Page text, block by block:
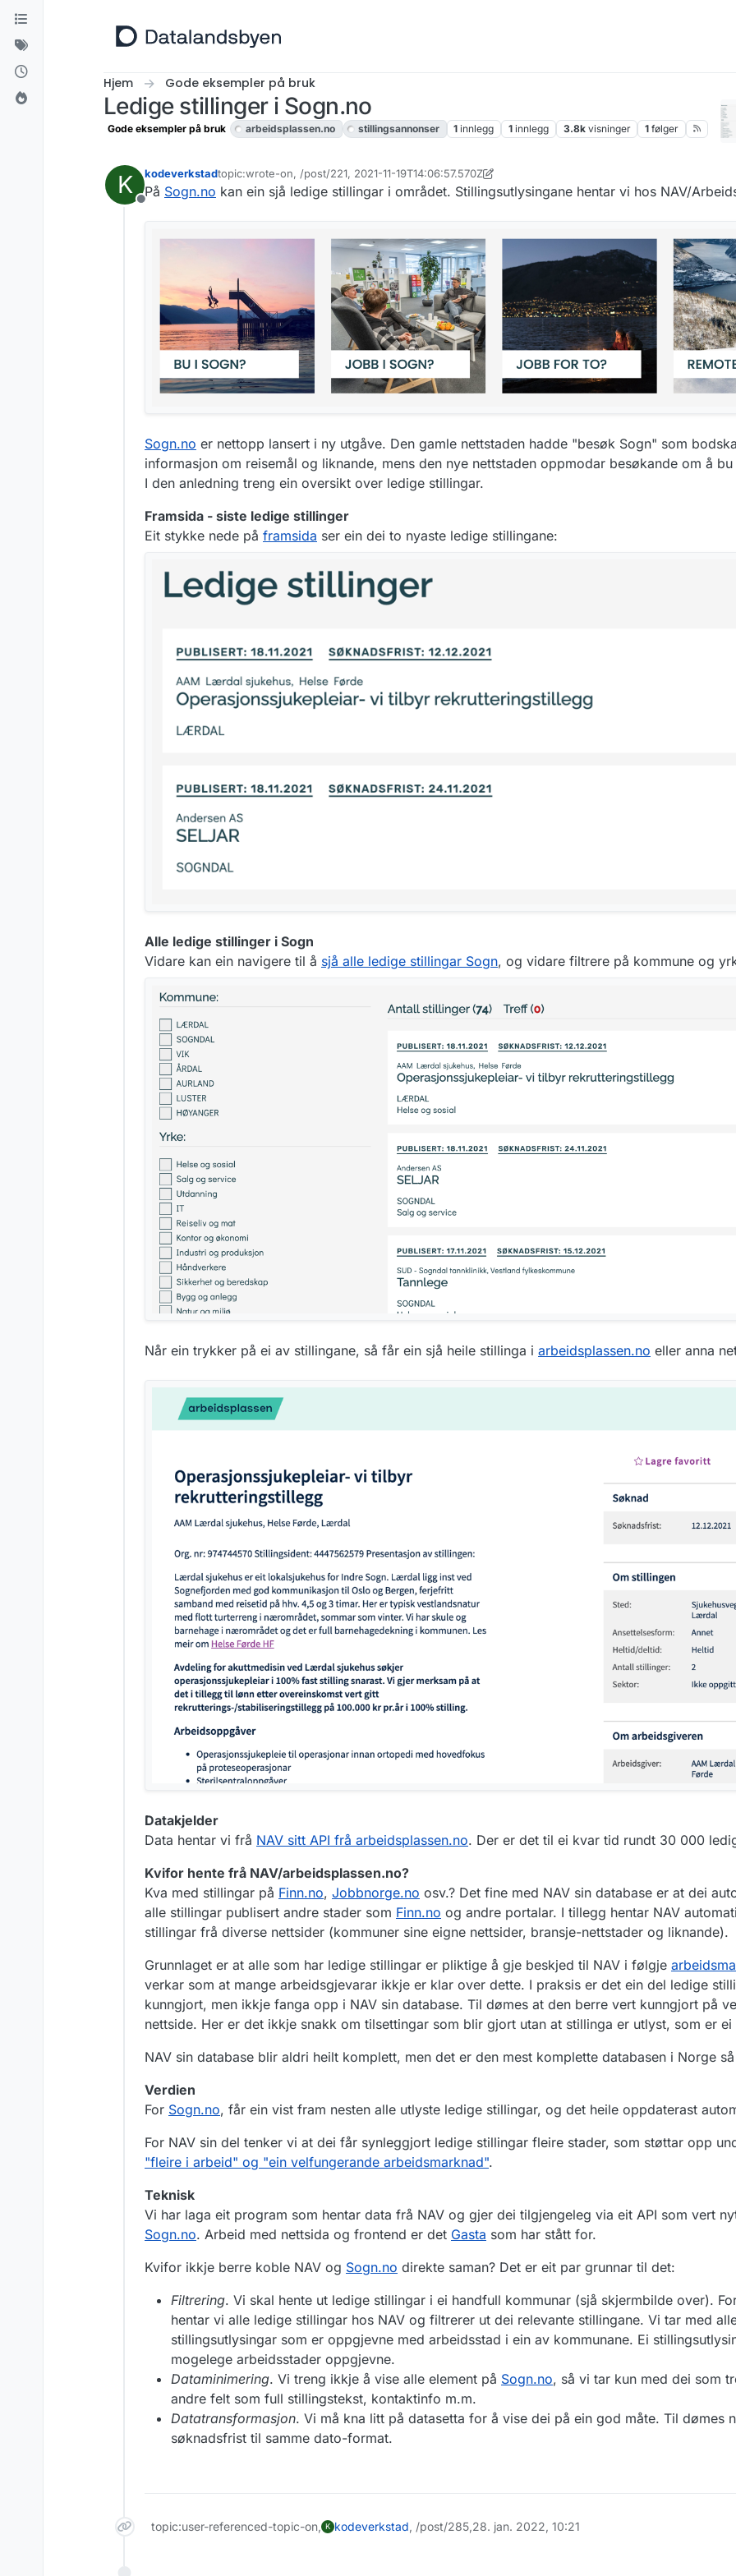
Hopp til innhold
Hjem Gode eksempler på bruk
Ledige stillinger i Sogn.no
Gode eksempler på bruk arbeidsplassen.no stillingsannonser 1 innlegg 1 innlegg 3.8k visninger 1 følger
K
Frakoblet
kodeverkstadtopic:wrote-on, /post/221, 2021-11-19T14:06:57.570Z
Sist endret av livar.bergheim11. jun. 2023, 06:15
På Sogn.no kan ein sjå ledige stillingar i området. Stillingsutlysingane hentar vi hos NAV/
Sogn.no er nettopp lansert i ny utgåve. Den gamle nettstaden hadde "besøk Sogn" som
informasjon om reisemål og liknande, mens den nye nettstaden oppmodar besøkande om å
I den anledning treng ein oversikt over ledige stillingar.
Framsida - siste ledige stillinger
Eit stykke nede på framsida ser ein dei to nyaste ledige stillingane:
Alle ledige stillinger i Sogn
Vidare kan ein navigere til å sjå alle ledige stillingar Sogn, og vidare filtrere på kommune og
Når ein trykker på ei av stillingane, så får ein sjå heile stillinga i arbeidsplassen.no eller anna
Datakjelder
Data hentar vi frå NAV sitt API frå arbeidsplassen.no. Der er det til ei kvar tid rundt 30 000
Kvifor hente frå NAV/arbeidsplassen.no?
Kva med stillingar på Finn.no, Jobbnorge.no osv.? Det fine med NAV sin database er at dei
alle stillingar publisert andre stader som Finn.no og andre portalar. I tillegg hentar NAV
stillingar frå diverse nettsider (kommuner sine eigne nettsider, bransje-nettstader og liknande).
Grunnlaget er at alle som har ledige stillingar er pliktige å gje beskjed til NAV i følgje
verkar som at mange arbeidsgjevarar ikkje er klar over dette. I praksis er det ein del ledige
kunngjort, men ikkje fanga opp i NAV sin database. Til dømes at den berre vert kunngjort på
nettside. Her er det ikkje snakk om tilsettingar som blir gjort utan at stillinga er utlyst, som er ei
NAV sin database blir aldri heilt komplett, men det er den mest komplette databasen i Norge
Verdien
For Sogn.no, får ein vist fram nesten alle utlyste ledige stillingar, og det heile oppdaterast
For NAV sin del tenker vi at dei får synleggjort ledige stillingar fleire stader, som støttar opp
"fleire i arbeid" og "ein velfungerande arbeidsmarknad".
Teknisk
Vi har laga eit program som hentar data frå NAV og gjer dei tilgjengeleg via eit API som vert
Sogn.no. Arbeid med nettsida og frontend er det Gasta som har stått for.
Kvifor ikkje berre koble NAV og Sogn.no direkte saman? Det er eit par grunnar til det:
Filtrering. Vi skal hente ut ledige stillingar i ei handfull kommunar (sjå skjermbilde over).
hentar vi alle ledige stillingar hos NAV og filtrerer ut dei relevante stillingane. Vi tar med
stillingsutlysingar som er oppgjevne med arbeidsstad i ein av kommunane. Ei
mogelege arbeidsstader oppgjevne.
Dataminimering. Vi treng ikkje å vise alle element på Sogn.no, så vi tar kun med dei som
andre felt som full stillingstekst, kontaktinfo m.m.
Datatransformasjon. Vi må kna litt på datasetta for å vise dei på ein god måte. Til dømes
søknadsfrist til samme dato-format.
topic:user-referenced-topic-on, K kodeverkstad, /post/285,28. jan. 2022, 10:21